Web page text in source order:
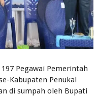
Pegawai Pemerintah
Kabupaten Penukal
di sumpah oleh Bupati